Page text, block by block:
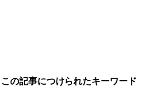
この記事につけられたキーワード